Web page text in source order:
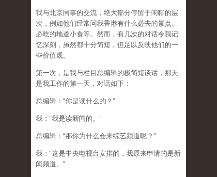
我与北京同事的交流，绝大部分停留于闲聊的层
次，例如他们经常问我香港有什么必去的景点、
必吃的地道小食等。然而，有几次的对话令我记
忆深刻，虽然都十分简短，但足以反映他们的一
些价值观。
第一次，是我与栏目总编辑的极简短谈话，那天
是我工作的第一天，对话如下：
总编辑：“你是读什么的？”
我：“我是读新闻的。”
总编辑：“那你为什么会来综艺频道呢？”
我：“这是中央电视台安排的，我原来申请的是新
闻频道。”